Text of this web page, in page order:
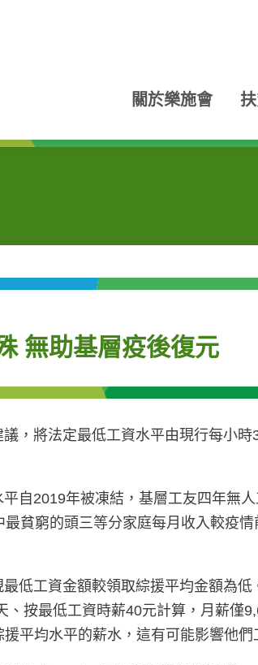
關於樂施會
無助基層疫後復元
，將法定最低工資水平由現行每小
自2019年被凍結，基層工友四年無
貧窮的頭三等分家庭每月收入較疫
低工資金額較領取綜援平均金額為
按最低工資時薪40元計算，月薪僅
平均水平的薪水，這有可能影響他們